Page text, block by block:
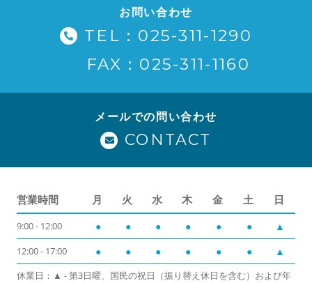
お問い合わせ
TEL：025-311-1290
FAX：025-311-1160
メールでの問い合わせ
CONTACT
営業時間 月 火 水 木 金 土 日
9:00 - 12:00 ● ● ● ● ● ● ▲
12:00 - 17:00 ● ● ● ● ● ● ▲
休業日：▲ - 第3日曜、国民の祝日（振り替え休日を含む）および年